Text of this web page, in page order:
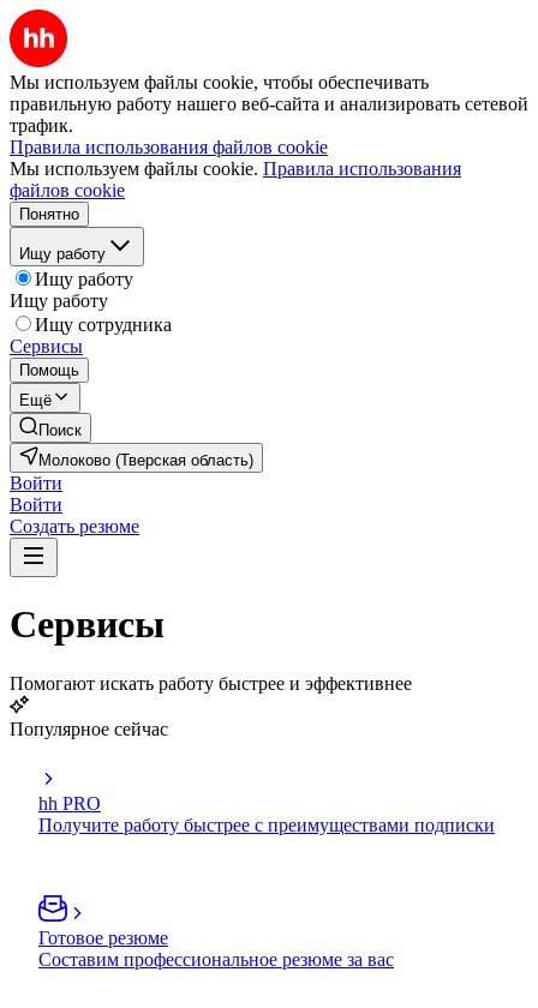
Мы используем файлы cookie, чтобы обеспечивать
правильную работу нашего веб-сайта и анализировать сетевой
трафик.
Правила использования файлов cookie
Мы используем файлы cookie. Правила использования
файлов cookie
Понятно
Ищу работу
Ищу работу
Ищу работу
Ищу сотрудника
Сервисы
Помощь
Ещё
Поиск
Молоково (Тверская область)
Войти
Войти
Создать резюме
Сервисы
Помогают искать работу быстрее и эффективнее
Популярное сейчас
hh PRO
Получите работу быстрее с преимуществами подписки
Готовое резюме
Составим профессиональное резюме за вас